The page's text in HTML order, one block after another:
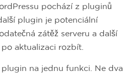
pochází z pluginů
plugin je potenciální
zátěž serveru a další
aktualizaci rozbít.
na jednu funkci. Ne dva